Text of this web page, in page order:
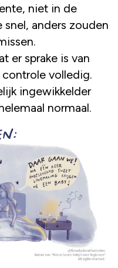
niet in de
anders zouden
er sprake is van
volledig.
ingewikkelder
normaal.